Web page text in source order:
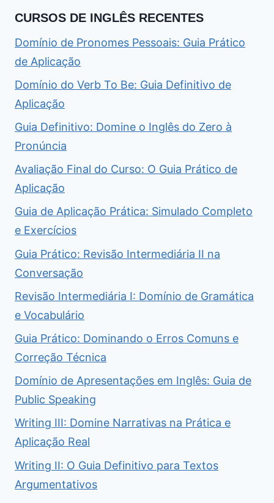
CURSOS DE INGLÊS RECENTES
Domínio de Pronomes Pessoais: Guia Prático
de Aplicação
Domínio do Verb To Be: Guia Definitivo de
Aplicação
Guia Definitivo: Domine o Inglês do Zero à
Pronúncia
Avaliação Final do Curso: O Guia Prático de
Aplicação
Guia de Aplicação Prática: Simulado Completo
e Exercícios
Guia Prático: Revisão Intermediária II na
Conversação
Revisão Intermediária I: Domínio de Gramática
e Vocabulário
Guia Prático: Dominando o Erros Comuns e
Correção Técnica
Domínio de Apresentações em Inglês: Guia de
Public Speaking
Writing III: Domine Narrativas na Prática e
Aplicação Real
Writing II: O Guia Definitivo para Textos
Argumentativos